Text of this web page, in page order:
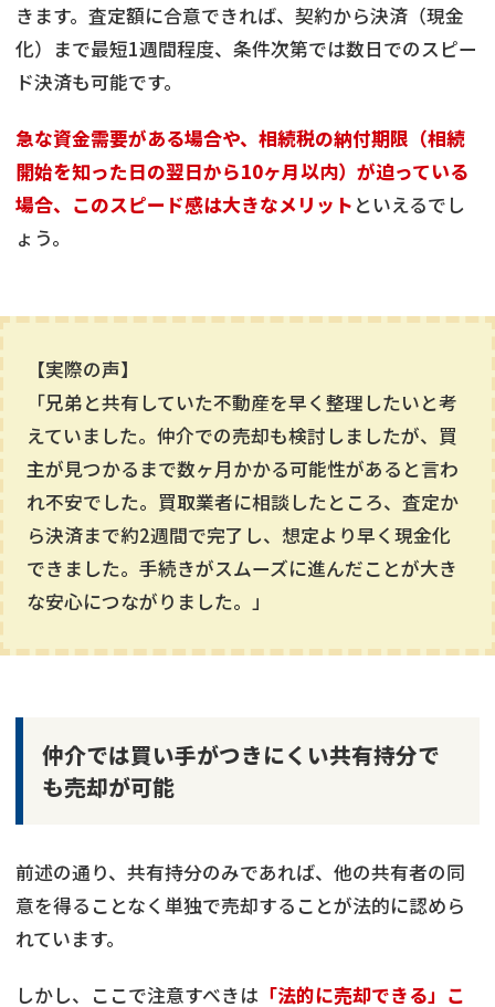
きます。査定額に合意できれば、契約から決済（現金
化）まで最短1週間程度、条件次第では数日でのスピー
ド決済も可能です。
急な資金需要がある場合や、相続税の納付期限（相続
開始を知った日の翌日から10ヶ月以内）が迫っている
場合、このスピード感は大きなメリット といえるでし
ょう。
【実際の声】
「兄弟と共有していた不動産を早く整理したいと考
えていました。仲介での売却も検討しましたが、買
主が見つかるまで数ヶ月かかる可能性があると言わ
れ不安でした。買取業者に相談したところ、査定か
ら決済まで約2週間で完了し、想定より早く現金化
できました。手続きがスムーズに進んだことが大き
な安心につながりました。」
仲介では買い手がつきにくい共有持分で
も売却が可能
前述の通り、共有持分のみであれば、他の共有者の同
意を得ることなく単独で売却することが法的に認めら
れています。
しかし、ここで注意すべきは 「法的に売却できる」こ